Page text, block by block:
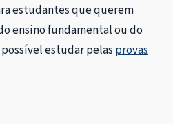
estudantes que querem
ensino fundamental ou do
estudar pelas provas